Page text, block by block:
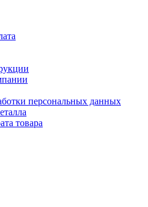
персональных данных
товара